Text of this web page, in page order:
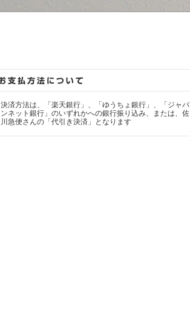
決済方法は、「楽天銀行」、「ゆうちょ銀行」、「ジャパ
ンネット銀行」のいずれかへの銀行振り込み、または、佐
川急便さんの「代引き決済」となります